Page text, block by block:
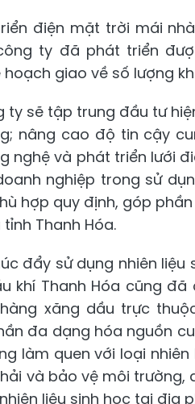
điện mặt trời mái
ty đã phát triển
hoạch giao về số lượng
ty sẽ tập trung đầu tư
nâng cao độ tin cậy
nghệ và phát triển lưới
nghiệp trong sử
hợp quy định, góp
Thanh Hóa.
đẩy sử dụng nhiên
khí Thanh Hóa cũng
xăng dầu trực
đa dạng hóa nguồn
làm quen với loại
và bảo vệ môi
liệu sinh học tại địa